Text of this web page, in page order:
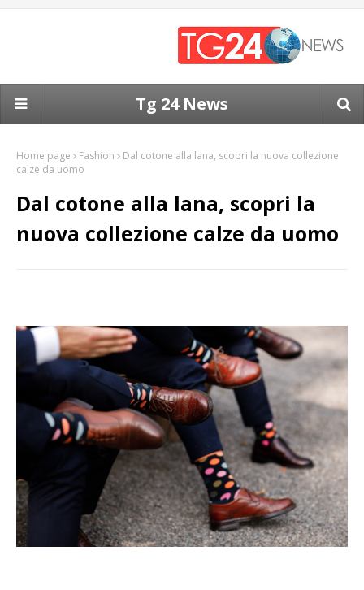
Tg 24 News
Home page Fashion
Dal cotone alla lana, scopri la nuova collezione
calze da uomo
Dal cotone alla lana, scopri la
nuova collezione calze da uomo